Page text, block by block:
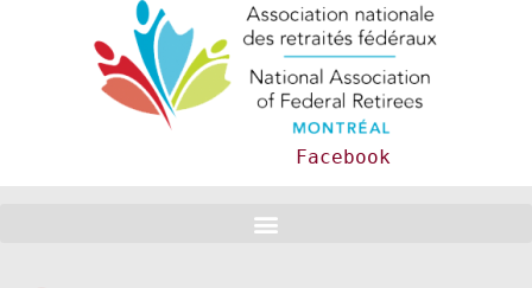
Facebook